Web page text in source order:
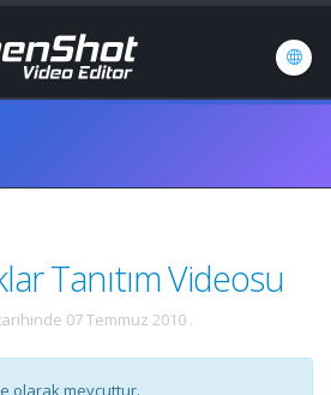
Tanıtım Videosu
07 Temmuz 2010 .
olarak mevcuttur.